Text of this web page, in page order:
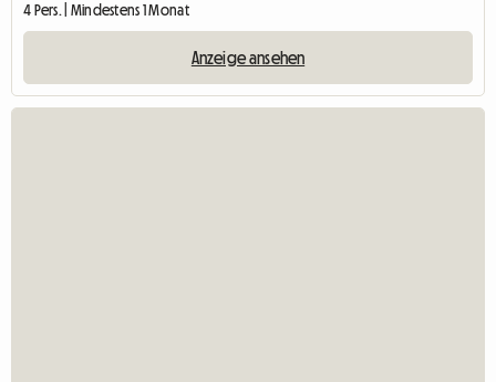
4 Pers. | Mindestens 1 Monat
Anzeige ansehen